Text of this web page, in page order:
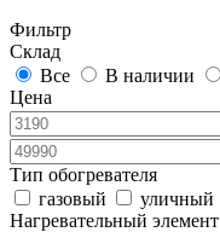
Фильтр
Склад
Все
В наличии
Цена
Тип обогревателя
газовый
уличный
Нагревательный элемент